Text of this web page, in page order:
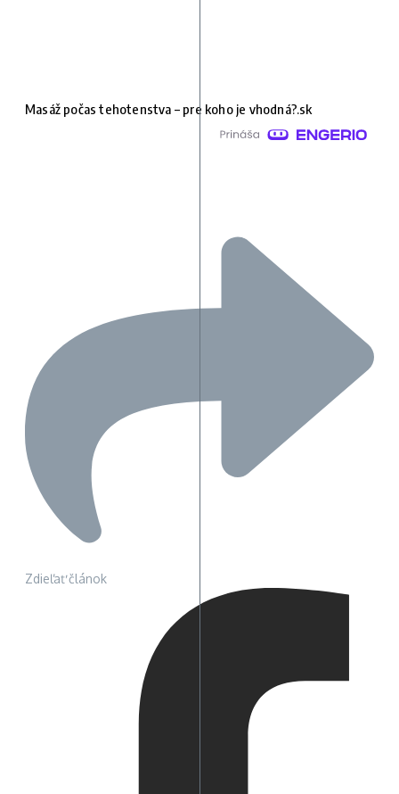
Masáž počas tehotenstva – pre koho je vhodná?.sk
Zdieľať článok